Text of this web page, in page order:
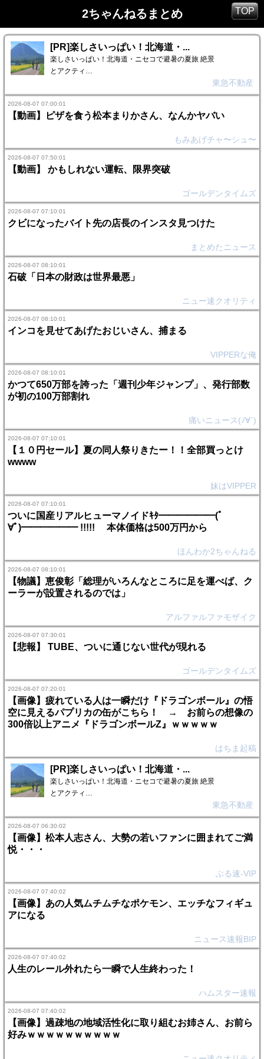
2ちゃんねるまとめ TOP
[PR]楽しさいっぱい！北海道・...
楽しさいっぱい！北海道・ニセコで避暑の夏旅 絶景
とアクティ…
東急不動産
2026-08-07 07:00:01
【動画】ピザを食う松本まりかさん、なんかヤバい
もみあげチャ〜シュ〜
2026-08-07 07:50:01
【動画】 かもしれない運転、限界突破
ゴールデンタイムズ
2026-08-07 07:10:01
クビになったバイト先の店長のインスタ見つけた
まとめたニュース
2026-08-07 08:10:01
石破「日本の財政は世界最悪」
ニュー速クオリティ
2026-08-07 08:10:01
インコを見せてあげたおじいさん、捕まる
VIPPERな俺
2026-08-07 08:10:01
かつて650万部を誇った「週刊少年ジャンプ」、発行部数
が初の100万部割れ
痛いニュース(ﾉ∀`)
2026-08-07 07:10:01
【１０円セール】夏の同人祭りきたー！！全部買っとけ
wwww
妹はVIPPER
2026-08-07 07:10:01
ついに国産リアルヒューマノイドｷﾀ━━━━━━(ﾟ
∀ﾟ)━━━━━━ !!!!! 本体価格は500万円から
ほんわか2ちゃんねる
2026-08-07 08:10:01
【物議】恵俊彰「総理がいろんなところに足を運べば、ク
ーラーが設置されるのでは」
アルファルファモザイク
2026-08-07 07:30:01
【悲報】 TUBE、ついに通じない世代が現れる
ゴールデンタイムズ
2026-08-07 07:20:01
【画像】疲れている人は一瞬だけ『ドラゴンボール』の悟
空に見えるパプリカの缶がこちら！ → お前らの想像の
300倍以上アニメ『ドラゴンボールZ』ｗｗｗｗｗ
はちま起稿
[PR]楽しさいっぱい！北海道・...
楽しさいっぱい！北海道・ニセコで避暑の夏旅 絶景
とアクティ…
東急不動産
2026-08-07 06:30:02
【画像】松本人志さん、大勢の若いファンに囲まれてご満
悦・・・
ぶる速-VIP
2026-08-07 07:40:02
【画像】あの人気ムチムチなポケモン、エッチなフィギュ
アになる
ニュース速報BIP
2026-08-07 07:40:02
人生のレール外れたら一瞬で人生終わった！
ハムスター速報
2026-08-07 07:40:02
【画像】過疎地の地域活性化に取り組むお姉さん、お前ら
好みｗｗｗｗｗｗｗｗｗｗ